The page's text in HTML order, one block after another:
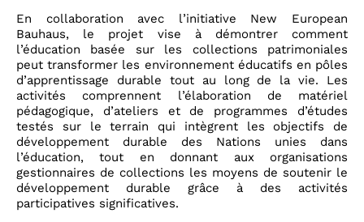
En collaboration avec l’initiative New European
Bauhaus, le projet vise à démontrer comment
l’éducation basée sur les collections patrimoniales
peut transformer les environnement éducatifs en pôles
d’apprentissage durable tout au long de la vie. Les
activités comprennent l’élaboration de matériel
pédagogique, d’ateliers et de programmes d’études
testés sur le terrain qui intègrent les objectifs de
développement durable des Nations unies dans
l’éducation, tout en donnant aux organisations
gestionnaires de collections les moyens de soutenir le
développement durable grâce à des activités
participatives significatives.